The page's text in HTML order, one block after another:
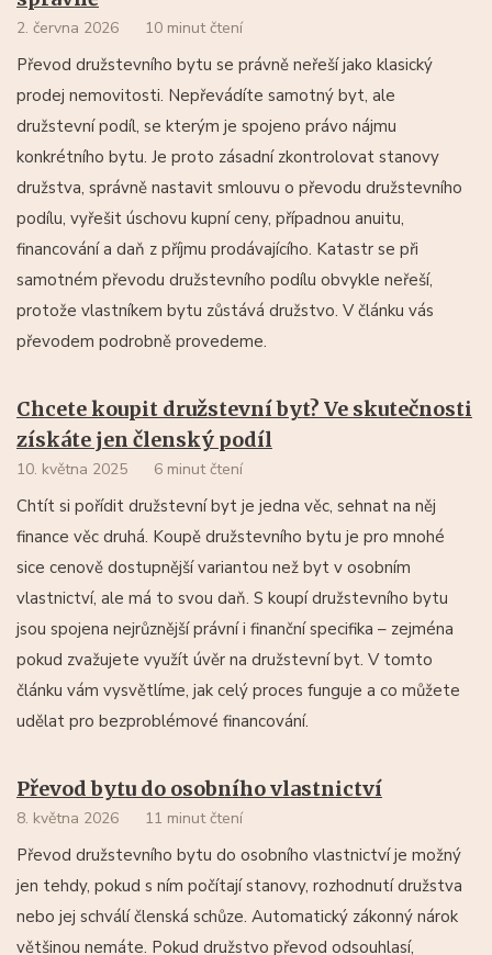
2. června 2026 10 minut čtení
Převod družstevního bytu se právně neřeší jako klasický
prodej nemovitosti. Nepřevádíte samotný byt, ale
družstevní podíl, se kterým je spojeno právo nájmu
konkrétního bytu. Je proto zásadní zkontrolovat stanovy
družstva, správně nastavit smlouvu o převodu družstevního
podílu, vyřešit úschovu kupní ceny, případnou anuitu,
financování a daň z příjmu prodávajícího. Katastr se při
samotném převodu družstevního podílu obvykle neřeší,
protože vlastníkem bytu zůstává družstvo. V článku vás
převodem podrobně provedeme.
Chcete koupit družstevní byt? Ve skutečnosti
získáte jen členský podíl
10. května 2025 6 minut čtení
Chtít si pořídit družstevní byt je jedna věc, sehnat na něj
finance věc druhá. Koupě družstevního bytu je pro mnohé
sice cenově dostupnější variantou než byt v osobním
vlastnictví, ale má to svou daň. S koupí družstevního bytu
jsou spojena nejrůznější právní i finanční specifika – zejména
pokud zvažujete využít úvěr na družstevní byt. V tomto
článku vám vysvětlíme, jak celý proces funguje a co můžete
udělat pro bezproblémové financování.
Převod bytu do osobního vlastnictví
8. května 2026 11 minut čtení
Převod družstevního bytu do osobního vlastnictví je možný
jen tehdy, pokud s ním počítají stanovy, rozhodnutí družstva
nebo jej schválí členská schůze. Automatický zákonný nárok
většinou nemáte. Pokud družstvo převod odsouhlasí,